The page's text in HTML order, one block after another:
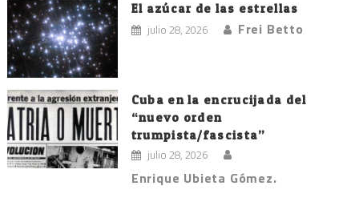
El azúcar de las estrellas
julio 28, 2026 Frei Betto
Cuba en la encrucijada del
“nuevo orden
trumpista/fascista”
julio 28, 2026
Enrique Ubieta Gómez.